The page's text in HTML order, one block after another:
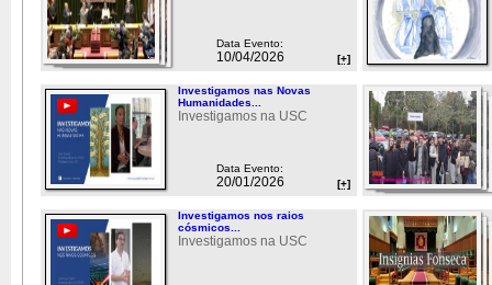
Data Evento:
10/04/2026 [+]
Investigamos nas Novas
Humanidades...
Investigamos na USC
Data Evento:
20/01/2026 [+]
Investigamos nos raios
cósmicos...
Investigamos na USC